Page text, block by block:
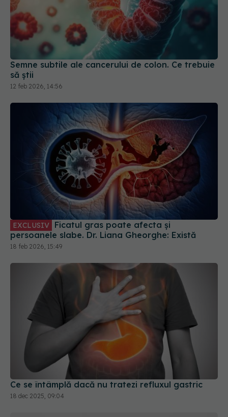
Semne subtile ale cancerului de colon. Ce trebuie
să știi
12 feb 2026, 14:56
EXCLUSIV
persoanele slabe. Dr. Liana Gheorghe: Există
18 feb 2026, 15:49
Ce se întâmplă dacă nu tratezi refluxul gastric
18 dec 2025, 09:04